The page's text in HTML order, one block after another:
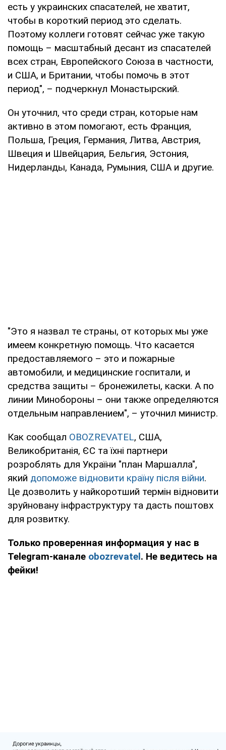
есть у украинских спасателей, не хватит,
чтобы в короткий период это сделать.
Поэтому коллеги готовят сейчас уже такую ​​
помощь – масштабный десант из спасателей
всех стран, Европейского Союза в частности,
и США, и Британии, чтобы помочь в этот
период", – подчеркнул Монастырский.
Он уточнил, что среди стран, которые нам
активно в этом помогают, есть Франция,
Польша, Греция, Германия, Литва, Австрия,
Швеция и Швейцария, Бельгия, Эстония,
Нидерланды, Канада, Румыния, США и другие.
"Это я назвал те страны, от которых мы уже
имеем конкретную помощь. Что касается
предоставляемого – это и пожарные
автомобили, и медицинские госпитали, и
средства защиты – бронежилеты, каски. А по
линии Минобороны – они также определяются
отдельным направлением", – уточнил министр.
Как сообщал OBOZREVATEL, США,
Великобританія, ЄС та їхні партнери
розроблять для України "план Маршалла",
який допоможе відновити країну після війни.
Це дозволить у найкоротший термін відновити
зруйновану інфраструктуру та дасть поштовх
для розвитку.
Только проверенная информация у нас в
Telegram-канале obozrevatel. Не ведитесь на
фейки!